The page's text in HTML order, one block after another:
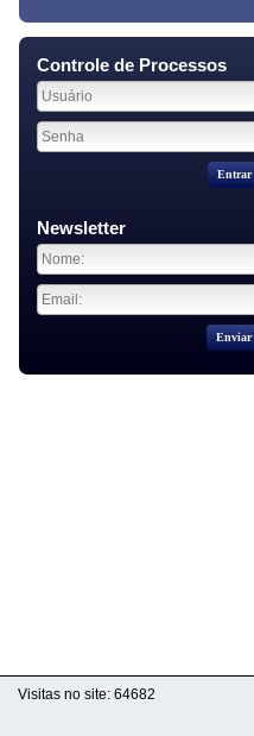
Controle de Processos
Entrar
Newsletter
Enviar
Visitas no site: 64682